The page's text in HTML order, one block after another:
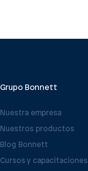
Grupo Bonnett
Nuestra empresa
Nuestros productos
Blog Bonnett
Cursos y capacitaciones